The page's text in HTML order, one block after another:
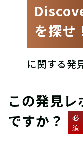
を探せ
に関する発
この発見
ですか？
必
須